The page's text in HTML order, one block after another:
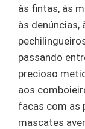
às fintas, às
às denúncias,
passando
precioso
aos
facas com as
mascates